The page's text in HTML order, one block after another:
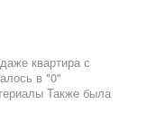
квартира с
в "0"
Также была